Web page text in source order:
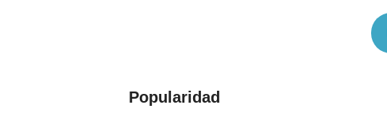
Popularidad